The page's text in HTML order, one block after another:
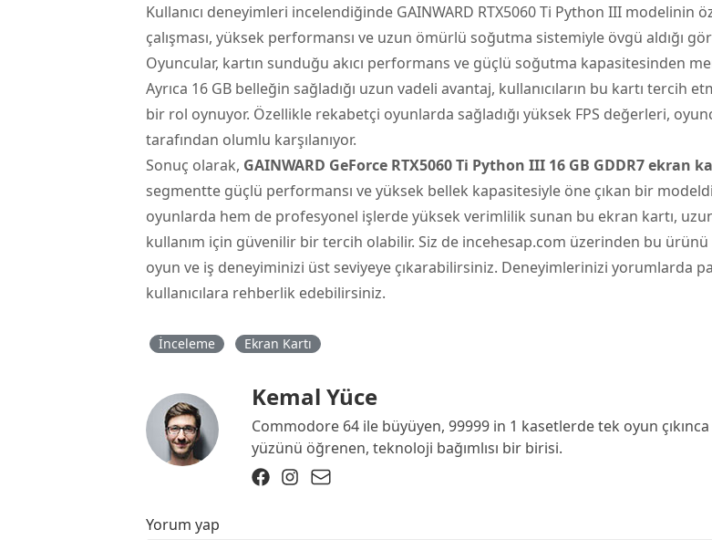
Kullanıcı deneyimleri incelendiğinde GAINWARD RTX5060 Ti Python III modelinin
çalışması, yüksek performansı ve uzun ömürlü soğutma sistemiyle övgü aldığı
Oyuncular, kartın sunduğu akıcı performans ve güçlü soğutma kapasitesinden
Ayrıca 16 GB belleğin sağladığı uzun vadeli avantaj, kullanıcıların bu kartı tercih
bir rol oynuyor. Özellikle rekabetçi oyunlarda sağladığı yüksek FPS değerleri,
tarafından olumlu karşılanıyor.
Sonuç olarak, GAINWARD GeForce RTX5060 Ti Python III 16 GB GDDR7 ekran
segmentte güçlü performansı ve yüksek bellek kapasitesiyle öne çıkan bir
oyunlarda hem de profesyonel işlerde yüksek verimlilik sunan bu ekran kartı,
kullanım için güvenilir bir tercih olabilir. Siz de incehesap.com üzerinden bu ürünü
oyun ve iş deneyiminizi üst seviyeye çıkarabilirsiniz. Deneyimlerinizi yorumlarda
kullanıcılara rehberlik edebilirsiniz.
İnceleme Ekran Kartı
Kemal Yüce
Commodore 64 ile büyüyen, 99999 in 1 kasetlerde tek oyun
yüzünü öğrenen, teknoloji bağımlısı bir birisi.
Yorum yap